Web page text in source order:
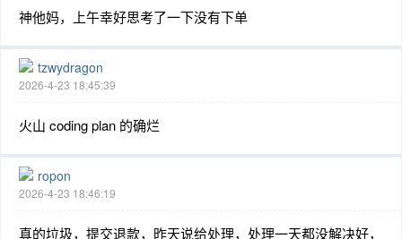
神他妈，上午幸好思考了一下没有下单
tzwydragon
2026-4-23 18:45:39
火山 coding plan 的确烂
ropon
2026-4-23 18:46:19
真的垃圾，提交退款，昨天说给处理，处理一天都没解决好，